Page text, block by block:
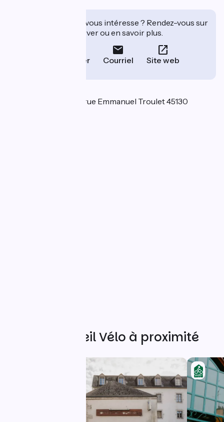
Cet établissement vous intéresse ? Rendez-vous sur
leur site pour réserver ou en savoir plus.
Téléphoner Courriel Site web
Office de Tourisme 1 rue Emmanuel Troulet 45130
Autres Accueil Vélo à proximité